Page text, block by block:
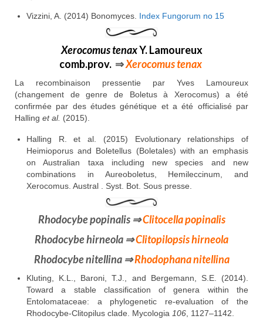
Vizzini, A. (2014) Bonomyces. Index Fungorum no 15
Xerocomus tenaxY. Lamoureux
comb.prov. ⇒Xerocomus tenax
La recombinaison pressentie par Yves Lamoureux
(changement de genre de Boletus à Xerocomus) a été
confirmée par des études génétique et a été officialisé par
Halling et al. (2015).
Halling R. et al. (2015) Evolutionary relationships of
Heimioporus and Boletellus (Boletales) with an emphasis
on Australian taxa including new species and new
combinations in Aureoboletus, Hemileccinum, and
Xerocomus. Austral . Syst. Bot. Sous presse.
Rhodocybe popinalis ⇒Clitocella popinalis
Rhodocybe hirneola ⇒Clitopilopsis hirneola
Rhodocybe nitellina ⇒Rhodophana nitellina
Kluting, K.L., Baroni, T.J., and Bergemann, S.E. (2014).
Toward a stable classification of genera within the
Entolomataceae: a phylogenetic re-evaluation of the
Rhodocybe-Clitopilus clade. Mycologia 106 , 1127–1142.